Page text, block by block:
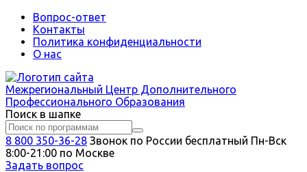
Вопрос-ответ
Контакты
Политика конфиденциальности
О нас
Межрегиональный Центр Дополнительного
Профессионального Образования
Поиск в шапке
8 800 350-36-28 Звонок по России бесплатный Пн-Вск
8:00-21:00 по Москве
Задать вопрос